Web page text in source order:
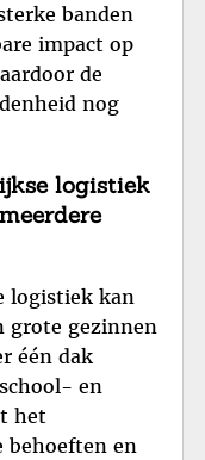
banden
impact op
de
nog
logistiek
logistiek kan
grote gezinnen
één dak
en
het
behoeften en